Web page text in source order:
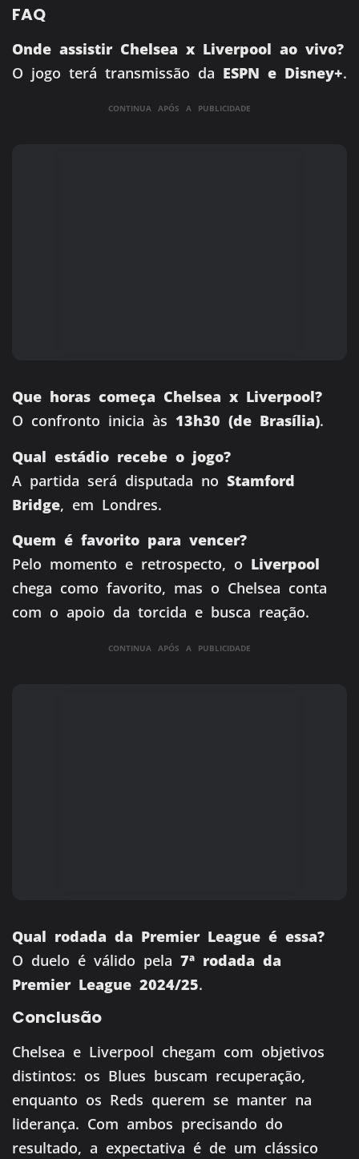
FAQ
Onde assistir Chelsea x Liverpool ao vivo?
O jogo terá transmissão da ESPN e Disney+.
CONTINUA APÓS A PUBLICIDADE
Que horas começa Chelsea x Liverpool?
O confronto inicia às 13h30 (de Brasília).
Qual estádio recebe o jogo?
A partida será disputada no Stamford
Bridge, em Londres.
Quem é favorito para vencer?
Pelo momento e retrospecto, o Liverpool
chega como favorito, mas o Chelsea conta
com o apoio da torcida e busca reação.
CONTINUA APÓS A PUBLICIDADE
Qual rodada da Premier League é essa?
O duelo é válido pela 7ª rodada da
Premier League 2024/25.
Conclusão
Chelsea e Liverpool chegam com objetivos
distintos: os Blues buscam recuperação,
enquanto os Reds querem se manter na
liderança. Com ambos precisando do
resultado, a expectativa é de um clássico